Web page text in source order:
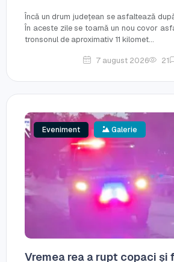
Încă un drum județean se asfaltează
În aceste zile se toarnă un nou covor
tronsonul de aproximativ 11 kilomet...
7 august 2026 21
Eveniment Galerie
Vremea rea a rupt copaci și